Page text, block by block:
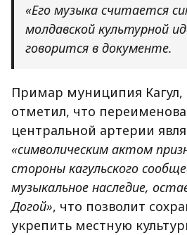
«Его музыка считается
молдавской культурной
говорится в документе.
Примар муниципия
отметил, что
центральной артерии
«символическим актом
стороны кагульского
музыкальное наследие,
Догой», что позволит
укрепить местную